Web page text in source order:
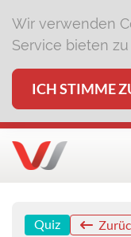
Wir verwenden
Service bieten
ICH STIMME
Quiz